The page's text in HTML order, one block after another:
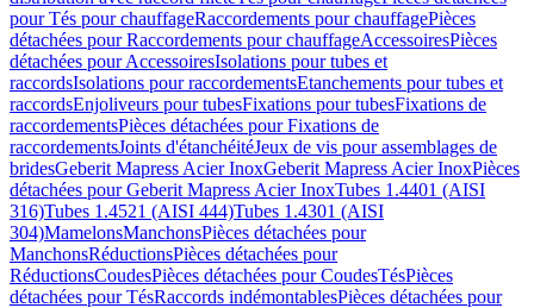
pour Tés pour chauffageRaccordements pour chauffagePièces
détachées pour Raccordements pour chauffageAccessoiresPièces
détachées pour AccessoiresIsolations pour tubes et
raccordsIsolations pour raccordementsEtanchements pour tubes et
raccordsEnjoliveurs pour tubesFixations pour tubesFixations de
raccordementsPièces détachées pour Fixations de
raccordementsJoints d'étanchéitéJeux de vis pour assemblages de
bridesGeberit Mapress Acier InoxGeberit Mapress Acier InoxPièces
détachées pour Geberit Mapress Acier InoxTubes 1.4401 (AISI
316)Tubes 1.4521 (AISI 444)Tubes 1.4301 (AISI
304)MamelonsManchonsPièces détachées pour
ManchonsRéductionsPièces détachées pour
RéductionsCoudesPièces détachées pour CoudesTésPièces
détachées pour TésRaccords indémontablesPièces détachées pour